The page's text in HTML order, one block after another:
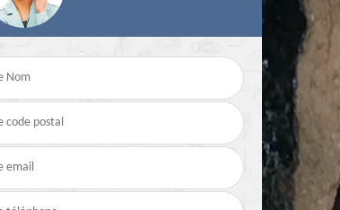
Entretien de cheminée
Ramoneur 14